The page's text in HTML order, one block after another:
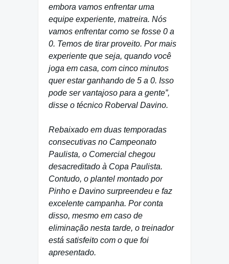
embora vamos enfrentar uma
equipe experiente, matreira. Nós
vamos enfrentar como se fosse 0 a
0. Temos de tirar proveito. Por mais
experiente que seja, quando você
joga em casa, com cinco minutos
quer estar ganhando de 5 a 0. Isso
pode ser vantajoso para a gente”,
disse o técnico Roberval Davino.
Rebaixado em duas temporadas
consecutivas no Campeonato
Paulista, o Comercial chegou
desacreditado à Copa Paulista.
Contudo, o plantel montado por
Pinho e Davino surpreendeu e faz
excelente campanha. Por conta
disso, mesmo em caso de
eliminação nesta tarde, o treinador
está satisfeito com o que foi
apresentado.